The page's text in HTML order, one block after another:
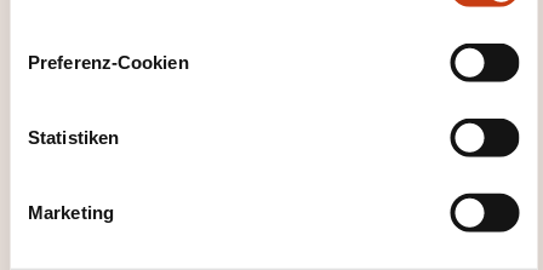
Preferenz-Cookien
Statistiken
Marketing
Sech umellen